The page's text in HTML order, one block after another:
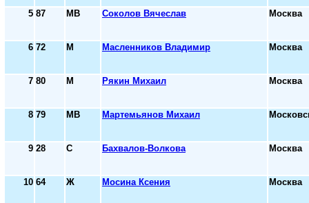
5 87 МВ Соколов Вячеслав Москва
6 72 М Масленников Владимир Москва
7 80 М Рякин Михаил Москва
8 79 МВ Мартемьянов Михаил
9 28 С Бахвалов-Волкова Москва
10 64 Ж Мосина Ксения Москва